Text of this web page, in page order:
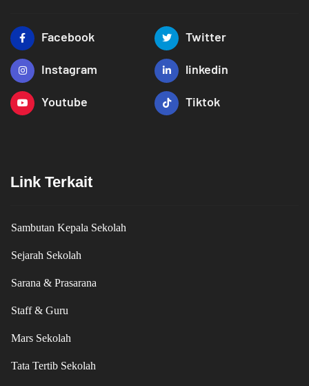
Facebook Twitter
Instagram linkedin
Youtube Tiktok
Link Terkait
Sambutan Kepala Sekolah
Sejarah Sekolah
Sarana & Prasarana
Staff & Guru
Mars Sekolah
Tata Tertib Sekolah